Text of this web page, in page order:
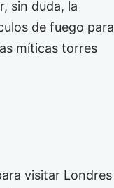
sin duda, la
de fuego para
míticas torres
visitar Londres